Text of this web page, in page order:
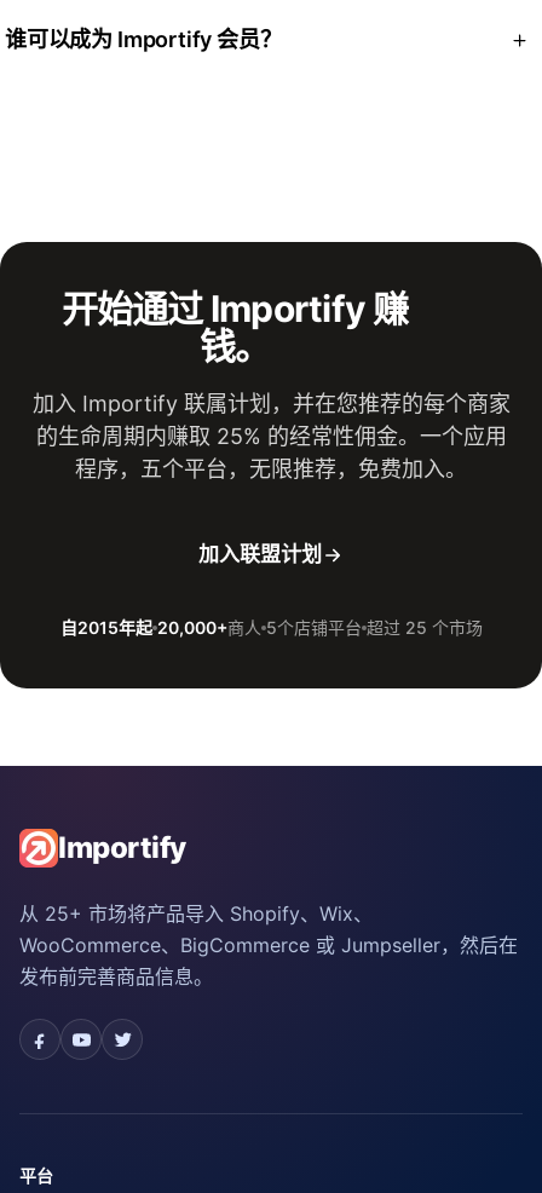
客、YouTube、社交媒体、时事通讯和电子邮件活动。您的受
谁可以成为 Importify 会员？
开始通过 Importify 赚
钱。
加入 Importify 联属计划，并在您推荐的每个商家
的生命周期内赚取 25% 的经常性佣金。一个应用
程序，五个平台，无限推荐，免费加入。
加入联盟计划
自2015年起 20,000+商人 5个店铺平台 超过 25 个市场
Importify
从 25+ 市场将产品导入 Shopify、Wix、
WooCommerce、BigCommerce 或 Jumpseller，然后在
发布前完善商品信息。
平台